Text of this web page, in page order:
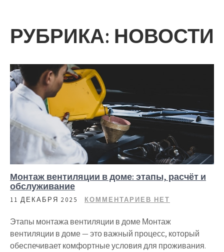
РУБРИКА: НОВОСТИ
Монтаж вентиляции в доме: этапы, расчёт и
обслуживание
11 ДЕКАБРЯ 2025 КОММЕНТАРИЕВ НЕТ
Этапы монтажа вентиляции в доме Монтаж
вентиляции в доме — это важный процесс, который
обеспечивает комфортные условия для проживания.